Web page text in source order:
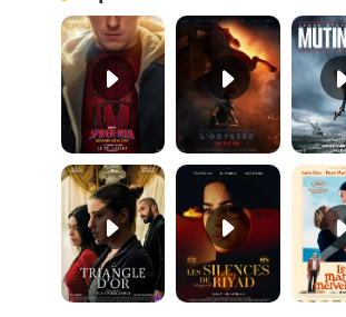
Les Silences de Riyad Bande-annonce VO STFR